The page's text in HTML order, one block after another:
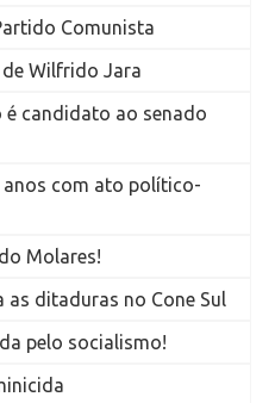
Comunista
Wilfrido Jara
é candidato ao senado
anos com ato político-
Molares!
ditaduras no Cone Sul
pelo socialismo!